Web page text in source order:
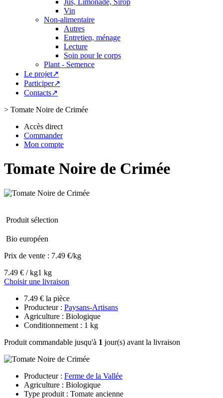
Jus, Limonade, Sirop
Vin
Non-alimentaire
Autres
Entretien, ménage
Lecture
Soin pour le corps
Plant - Semence
Le projet↗
Participer↗
Contacts↗
> Tomate Noire de Crimée
Accès direct
Commander
Mon compte
Tomate Noire de Crimée
Produit sélection
Bio européen
Prix de vente : 7.49 €/kg
7.49 € / kg1 kg
Choisir une livraison
7.49 € la pièce
Producteur : Paysans-Artisans
Agriculture : Biologique
Conditionnement : 1 kg
Produit commandable jusqu'à 1 jour(s) avant la livraison
Producteur : Ferme de la Vallée
Agriculture : Biologique
Type produit : Tomate ancienne